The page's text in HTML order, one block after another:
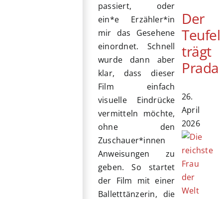
passiert, oder
ein*e Erzähler*in
mir das Gesehene
einordnet. Schnell
wurde dann aber
klar, dass dieser
Film einfach
visuelle Eindrücke
vermitteln möchte,
ohne den
Zuschauer*innen
Anweisungen zu
geben. So startet
der Film mit einer
Balletttänzerin, die
Der
Teufel
trägt
Prada
26.
April
2026